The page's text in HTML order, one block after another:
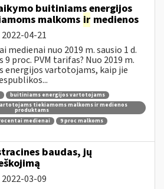
buitiniams energijos
malkoms ir medienos
2022-04-21
medienai nuo 2019 m. sausio 1 d.
proc. PVM tarifas? Nuo 2019 m.
energijos vartotojams, kaip jie
buitiniams energijos vartotojams
tiekiamoms malkoms ir medienos
produktams
medienai
9 proc malkoms
baudas, jų
2022-03-09